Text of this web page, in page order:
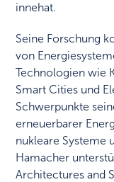
innehat.
Seine Forschung
von
Technologien wie
Smart Cities und
Schwerpunkte
erneuerbarer
nukleare Systeme
Hamacher
Architectures and